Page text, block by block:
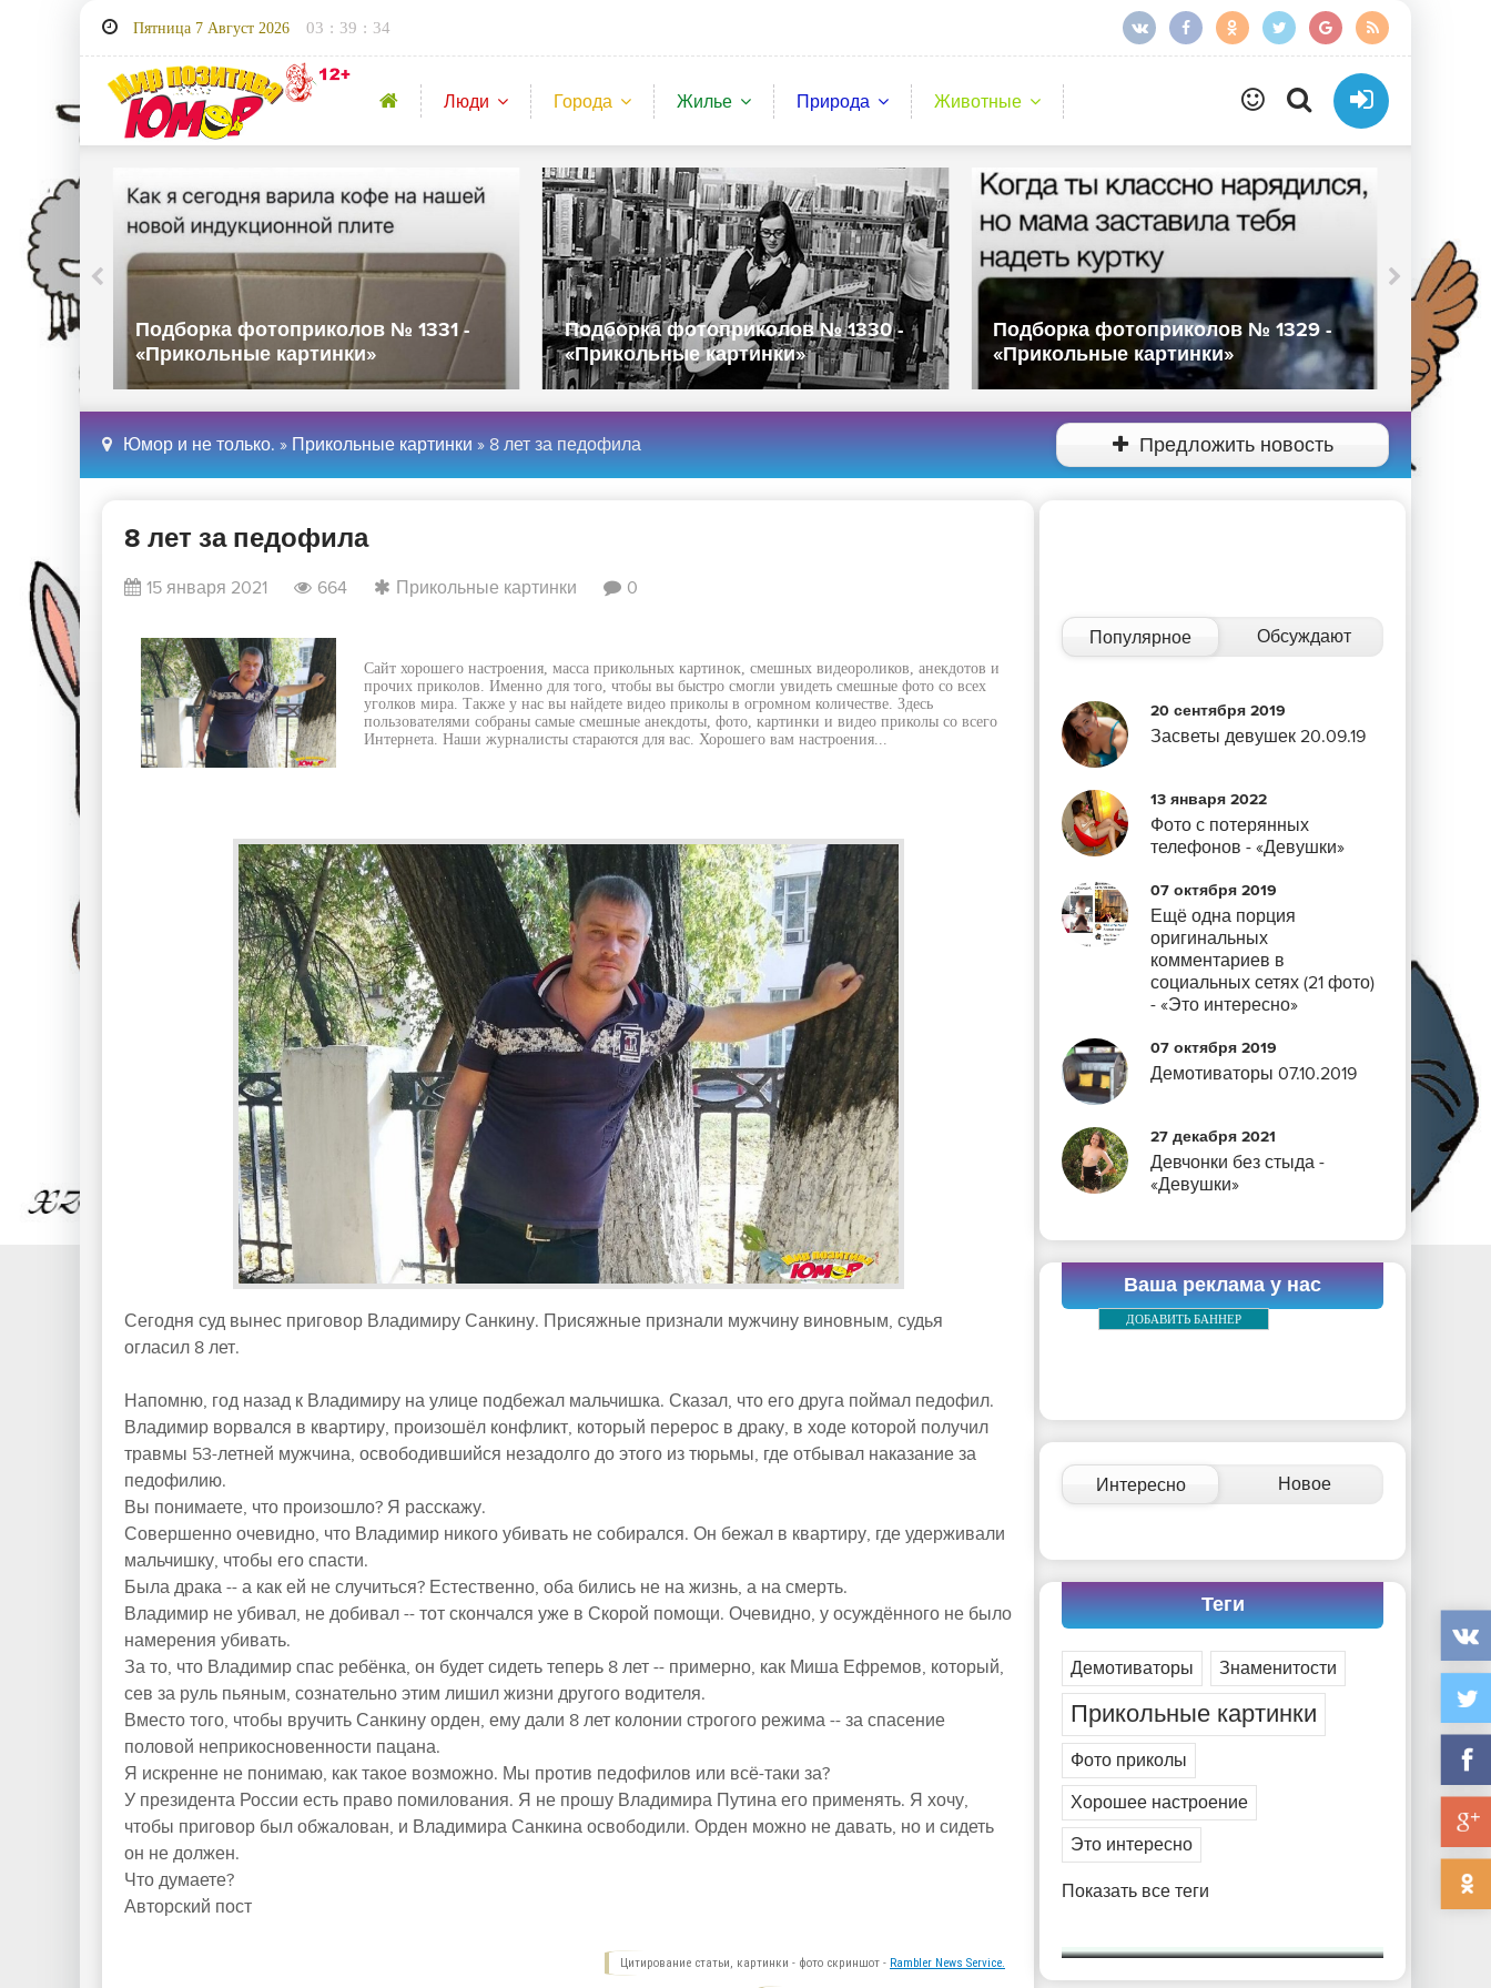
Пятница 7 Август 2026 03 : 39 : 34
Люди Города Жилье Природа Животные
фотоприколов № 1331 -
картинки»
Подборка фотоприколов № 1330 -
«Прикольные картинки»
Подборка фотоприколов № 1329 -
«Прикольные картинки»
Подборка фотоприколов
«Прикольные картинки»
Юмор и не только. » Прикольные картинки » 8 лет за педофила Предложить новость
8 лет за педофила
15 января 2021 664 Прикольные картинки 0
Сайт хорошего настроения, масса прикольных картинок, смешных видеороликов, анекдотов и
прочих приколов. Именно для того, чтобы вы быстро смогли увидеть смешные фото со всех
уголков мира. Также у нас вы найдете видео приколы в огромном количестве. Здесь
пользователями собраны самые смешные анекдоты, фото, картинки и видео приколы со всего
Интернета. Наши журналисты стараются для вас. Хорошего вам настроения...
Сегодня суд вынес приговор Владимиру Санкину. Присяжные признали мужчину виновным, судья
огласил 8 лет.
Напомню, год назад к Владимиру на улице подбежал мальчишка. Сказал, что его друга поймал педофил.
Владимир ворвался в квартиру, произошёл конфликт, который перерос в драку, в ходе которой получил
травмы 53-летней мужчина, освободившийся незадолго до этого из тюрьмы, где отбывал наказание за
педофилию.
Вы понимаете, что произошло? Я расскажу.
Совершенно очевидно, что Владимир никого убивать не собирался. Он бежал в квартиру, где удерживали
мальчишку, чтобы его спасти.
Была драка -- а как ей не случиться? Естественно, оба бились не на жизнь, а на смерть.
Владимир не убивал, не добивал -- тот скончался уже в Скорой помощи. Очевидно, у осуждённого не было
намерения убивать.
За то, что Владимир спас ребёнка, он будет сидеть теперь 8 лет -- примерно, как Миша Ефремов, который,
сев за руль пьяным, сознательно этим лишил жизни другого водителя.
Вместо того, чтобы вручить Санкину орден, ему дали 8 лет колонии строгого режима -- за спасение
половой неприкосновенности пацана.
Я искренне не понимаю, как такое возможно. Мы против педофилов или всё-таки за?
У президента России есть право помилования. Я не прошу Владимира Путина его применять. Я хочу,
чтобы приговор был обжалован, и Владимира Санкина освободили. Орден можно не давать, но и сидеть
он не должен.
Что думаете?
Авторский пост
Цитирование статьи, картинки - фото скриншот - Rambler News Service.
Популярное Обсуждают
20 сентября 2019
Засветы девушек 20.09.19
13 января 2022
Фото с потерянных
телефонов - «Девушки»
07 октября 2019
Ещё одна порция
оригинальных
комментариев в
социальных сетях (21 фото)
- «Это интересно»
07 октября 2019
Демотиваторы 07.10.2019
27 декабря 2021
Девчонки без стыда -
«Девушки»
Ваша реклама у нас
ДОБАВИТЬ БАННЕР
Интересно Новое
Теги
Демотиваторы Знаменитости
Прикольные картинки
Фото приколы
Хорошее настроение
Это интересно
Показать все теги